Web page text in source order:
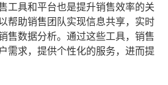
工具和平台也是提升销售效率的关
帮助销售团队实现信息共享，实时
售数据分析。通过这些工具，销售
需求，提供个性化的服务，进而提